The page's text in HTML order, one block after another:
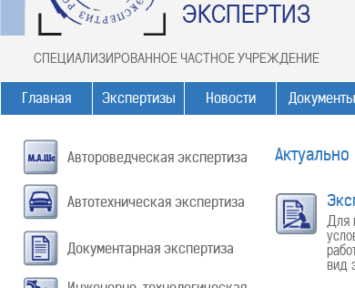
ЭКСПЕРТИЗ
СПЕЦИАЛИЗИРОВАННОЕ ЧАСТНОЕ УЧРЕЖДЕНИЕ
Главная Экспертизы Новости Документы
Автороведческая экспертиза
Автотехническая экспертиза
Документарная экспертиза
Актуально
Для
вид